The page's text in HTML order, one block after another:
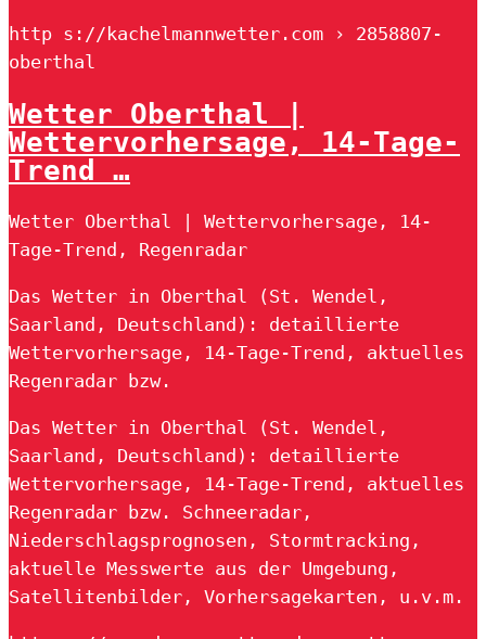
http s://kachelmannwetter.com › 2858807-
oberthal
Wetter Oberthal |
Wettervorhersage, 14-Tage-
Trend …
Wetter Oberthal | Wettervorhersage, 14-
Tage-Trend, Regenradar
Das Wetter in Oberthal (St. Wendel,
Saarland, Deutschland): detaillierte
Wettervorhersage, 14-Tage-Trend, aktuelles
Regenradar bzw.
Das Wetter in Oberthal (St. Wendel,
Saarland, Deutschland): detaillierte
Wettervorhersage, 14-Tage-Trend, aktuelles
Regenradar bzw. Schneeradar,
Niederschlagsprognosen, Stormtracking,
aktuelle Messwerte aus der Umgebung,
Satellitenbilder, Vorhersagekarten, u.v.m.